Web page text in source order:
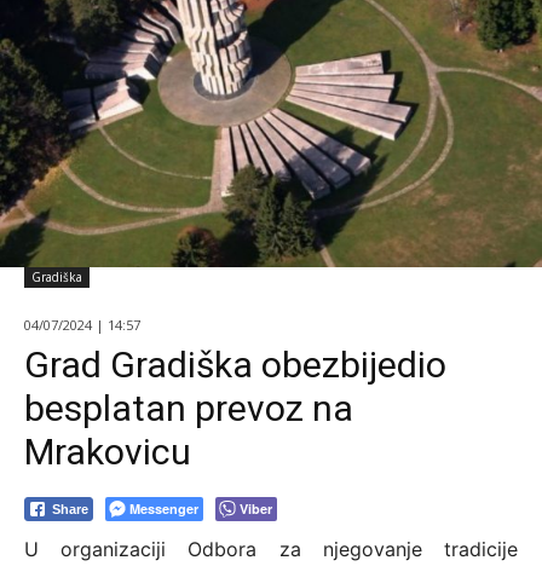
Gradiška
04/07/2024 | 14:57
Grad Gradiška obezbijedio
besplatan prevoz na
Mrakovicu
Share Messenger Viber
U organizaciji Odbora za njegovanje tradicije